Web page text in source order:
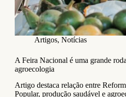
Artigos, Notícias
A Feira Nacional é uma grande
agroecologia
Artigo destaca relação entre
Popular, produção saudável e